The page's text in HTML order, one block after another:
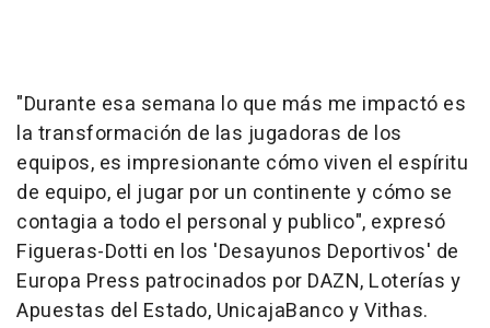
"Durante esa semana lo que más me impactó es
la transformación de las jugadoras de los
equipos, es impresionante cómo viven el espíritu
de equipo, el jugar por un continente y cómo se
contagia a todo el personal y publico", expresó
Figueras-Dotti en los 'Desayunos Deportivos' de
Europa Press patrocinados por DAZN, Loterías y
Apuestas del Estado, UnicajaBanco y Vithas.